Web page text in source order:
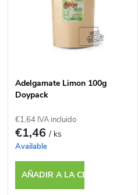
Adelgamate Limon 100g
Doypack
€1,64 IVA incluido
€1,46/ ks
Available
AÑADIR A LA CESTA